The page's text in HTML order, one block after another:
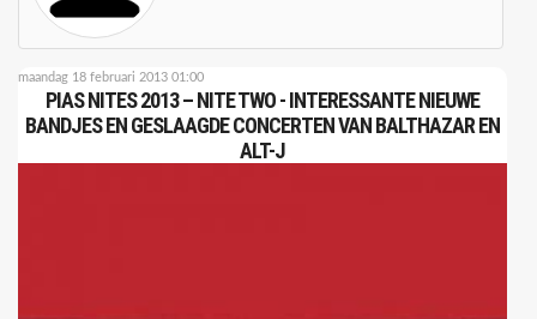
maandag 18 februari 2013 01:00
PIAS NITES 2013 – NITE TWO - INTERESSANTE NIEUWE
BANDJES EN GESLAAGDE CONCERTEN VAN BALTHAZAR EN
ALT-J